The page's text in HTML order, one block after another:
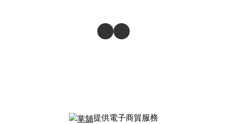
提供電子商貿服務